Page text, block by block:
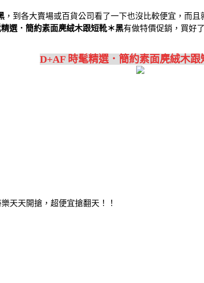
，到各大賣場或百貨公司看了一下也沒比較便宜，而
選．簡約素面麂絨木跟短靴＊黑有做特價促銷，買好
D+AF 時髦精選．簡約素面麂絨木跟
天天開搶，超便宜搶翻天！！